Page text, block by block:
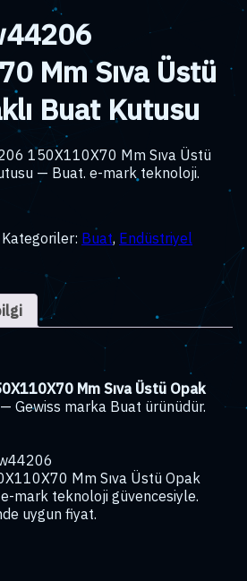
Mm Sıva Üstü
Buat Kutusu
150X110X70 Mm Sıva Üstü
— Buat. e-mark teknoloji.
Kategoriler: Buat, Endüstriyel
Mm Sıva Üstü Opak
— Gewiss marka Buat ürünüdür.
Mm Sıva Üstü Opak
mark teknoloji güvencesiyle.
uygun fiyat.